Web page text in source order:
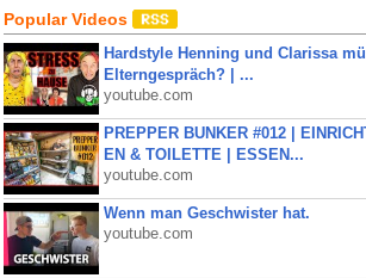
Popular Videos
Hardstyle Henning und Clarissa
Elterngespräch? | ...
youtube.com
PREPPER BUNKER #012 |
EN & TOILETTE | ESSEN...
youtube.com
Wenn man Geschwister hat.
youtube.com